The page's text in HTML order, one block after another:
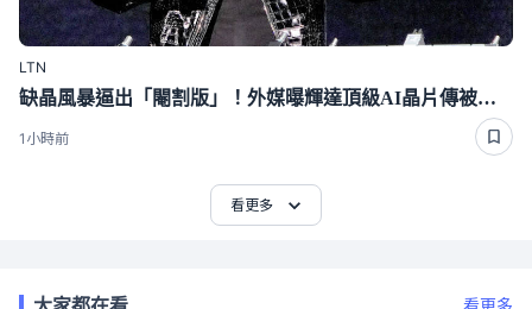
LTN
缺晶風暴逼出「閹割版」！外媒曝輝達頂級AI晶片傳被迫降規
1小時前
看更多